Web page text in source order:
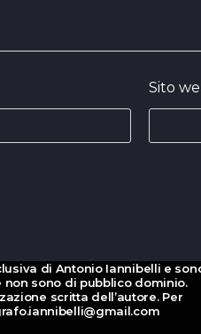
Sito
di Antonio Iannibelli e
sono di pubblico dominio.
scritta dell’autore. Per